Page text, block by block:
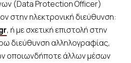
(Data Protection Officer)
στην ηλεκτρονική διεύθυνση:
, ή με σχετική επιστολή στην
διεύθυνση αλληλογραφίας,
οποιωνδήποτε άλλων μέσων